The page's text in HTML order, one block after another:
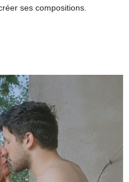
ses compositions.